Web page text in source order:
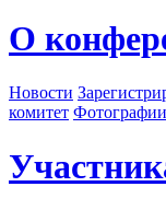
О
Новости
комитет Фотографии